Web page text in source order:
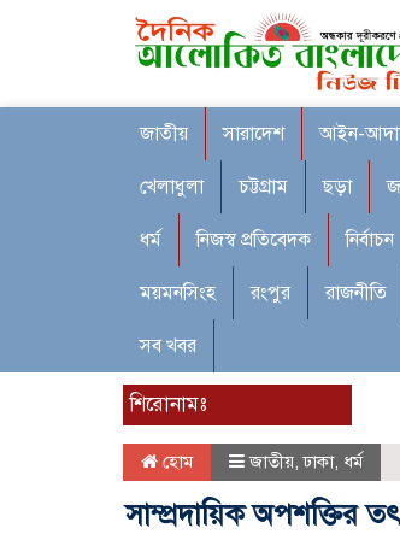
জাতীয় সারাদেশ আইন-
খেলাধুলা চট্টগ্রাম ছড়া
ধর্ম নিজস্ব প্রতিবেদক নির্বাচন
ময়মনসিংহ রংপুর রাজনীতি
সব খবর
শিরোনামঃ
হোম জাতীয়,ঢাকা, ধর্ম
সাম্প্রদায়িক অপশক্তির